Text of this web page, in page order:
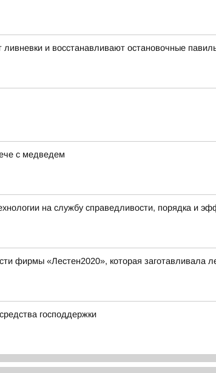
и восстанавливают остановочные
с медведем
на службу справедливости, порядка и
фирмы «Лестен2020», которая заготавливала
господдержки